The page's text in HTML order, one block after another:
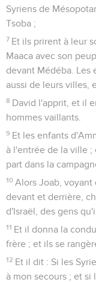
Syriens de
Tsoba ;
7 Et ils prirent à leur
Maaca avec son
devant Médéba. Les
aussi de leurs villes,
8 David l'apprit, et il
hommes vaillants.
9 Et les enfants
à l'entrée de la ville
part dans la
10 Alors Joab,
devant et derrière,
d'Israël, des gens
11 Et il donna la
frère ; et ils se
12 Et il dit : Si les
à mon secours ; et